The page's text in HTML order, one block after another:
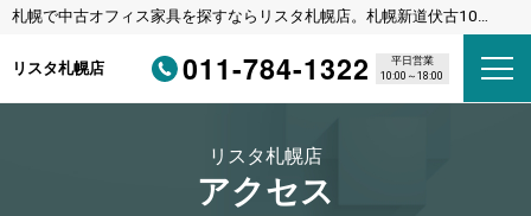
札幌で中古オフィス家具を探すならリスタ札幌店。札幌新道伏古10
リスタ札幌店
011-784-1322
平日営業
10:00～18:00
リスタ札幌店
アクセス